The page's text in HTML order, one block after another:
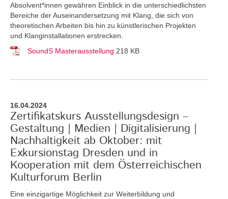
Absolvent*innen gewähren Einblick in die unterschiedlichsten
Bereiche der Auseinandersetzung mit Klang, die sich von
theoretischen Arbeiten bis hin zu künstlerischen Projekten
und Klanginstallationen erstrecken.
SoundS Masterausstellung 218 KB
16.04.2024
Zertifikatskurs Ausstellungsdesign –
Gestaltung | Medien | Digitalisierung |
Nachhaltigkeit ab Oktober: mit
Exkursionstag Dresden und in
Kooperation mit dem Österreichischen
Kulturforum Berlin
Eine einzigartige Möglichkeit zur Weiterbildung und